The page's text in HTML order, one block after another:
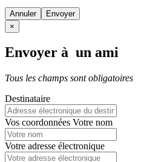
Annuler
×
Envoyer à un ami
Tous les champs sont obligatoires
Destinataire
Vos coordonnées Votre nom
Votre adresse électronique